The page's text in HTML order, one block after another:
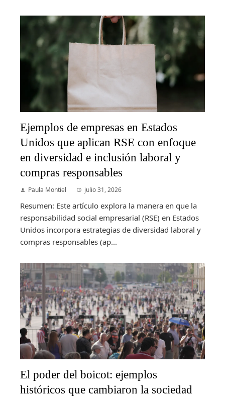
Ejemplos de empresas en Estados
Unidos que aplican RSE con enfoque
en diversidad e inclusión laboral y
compras responsables
Paula Montiel julio 31, 2026
Resumen: Este artículo explora la manera en que la
responsabilidad social empresarial (RSE) en Estados
Unidos incorpora estrategias de diversidad laboral y
compras responsables (ap...
El poder del boicot: ejemplos
históricos que cambiaron la sociedad